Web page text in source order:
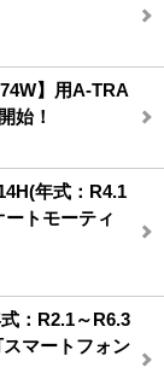
】用A-TRA
始！
年式：R4.1
トモーティ
：R2.1～R6.3
マートフォン